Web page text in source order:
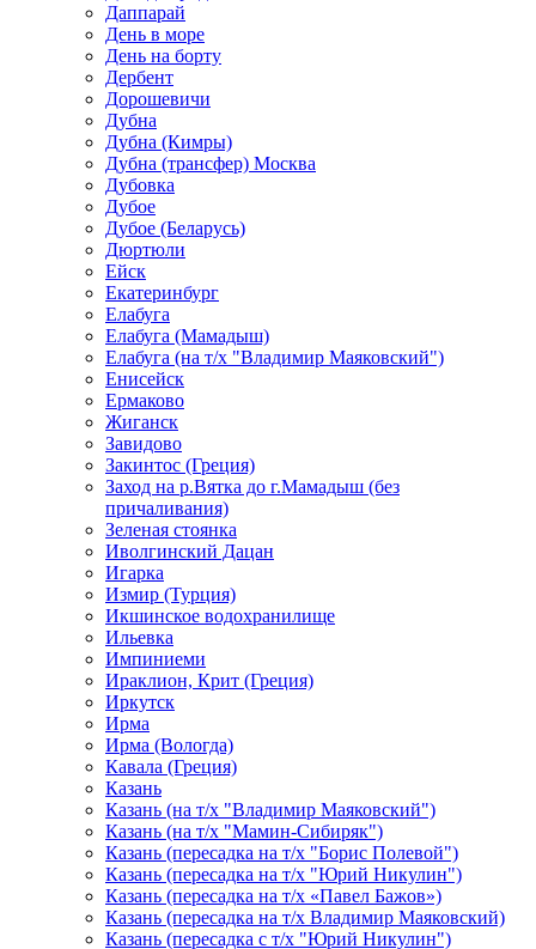
Даппарай
День в море
День на борту
Дербент
Дорошевичи
Дубна
Дубна (Кимры)
Дубна (трансфер) Москва
Дубовка
Дубое
Дубое (Беларусь)
Дюртюли
Ейск
Екатеринбург
Елабуга
Елабуга (Мамадыш)
Елабуга (на т/х "Владимир Маяковский")
Енисейск
Ермаково
Жиганск
Завидово
Закинтос (Греция)
Заход на р.Вятка до г.Мамадыш (без
причаливания)
Зеленая стоянка
Иволгинский Дацан
Игарка
Измир (Турция)
Икшинское водохранилище
Ильевка
Импиниеми
Ираклион, Крит (Греция)
Иркутск
Ирма
Ирма (Вологда)
Кавала (Греция)
Казань
Казань (на т/х "Владимир Маяковский")
Казань (на т/х "Мамин-Сибиряк")
Казань (пересадка на т/х "Борис Полевой")
Казань (пересадка на т/х "Юрий Никулин")
Казань (пересадка на т/х «Павел Бажов»)
Казань (пересадка на т/х Владимир Маяковский)
Казань (пересадка с т/х "Юрий Никулин")